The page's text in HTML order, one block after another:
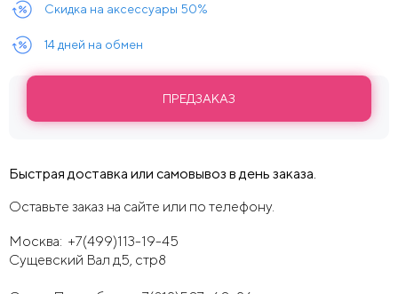
Скидка на аксессуары 50%
14 дней на обмен
ПРЕДЗАКАЗ
Быстрая доставка или самовывоз в день заказа.
Оставьте заказ на сайте или по телефону.
Москва: +7(499)113-19-45
Сущевский Вал д5, стр8